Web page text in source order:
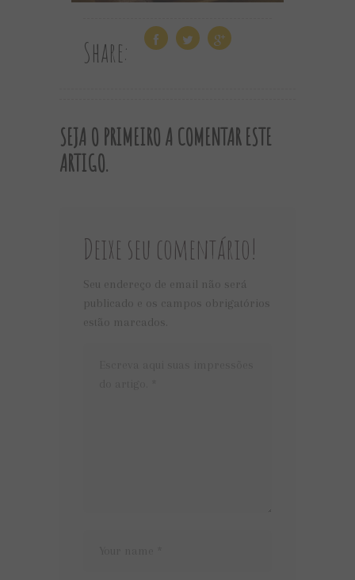
Share:
SEJA O PRIMEIRO A COMENTAR ESTE
ARTIGO.
Deixe seu comentário!
Seu endereço de email não será
publicado e os campos obrigatórios
estão marcados.